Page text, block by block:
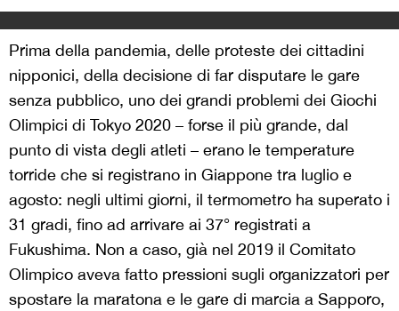
Prima della pandemia, delle proteste dei cittadini
nipponici, della decisione di far disputare le gare
senza pubblico, uno dei grandi problemi dei Giochi
Olimpici di Tokyo 2020 – forse il più grande, dal
punto di vista degli atleti – erano le temperature
torride che si registrano in Giappone tra luglio e
agosto: negli ultimi giorni, il termometro ha superato i
31 gradi, fino ad arrivare ai 37° registrati a
Fukushima. Non a caso, già nel 2019 il Comitato
Olimpico aveva fatto pressioni sugli organizzatori per
spostare la maratona e le gare di marcia a Sapporo,